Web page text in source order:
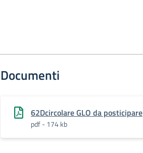
Documenti
62Dcircolare GLO da posticipare
pdf - 174 kb